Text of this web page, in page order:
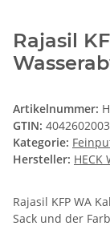
Rajasil
Artikelnummer:
GTIN:
Kategorie:
Hersteller: HECK
Rajasil KFP WA
Sack und der